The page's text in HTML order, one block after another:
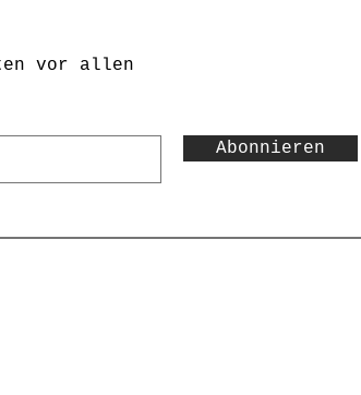
vor allen
Abonnieren